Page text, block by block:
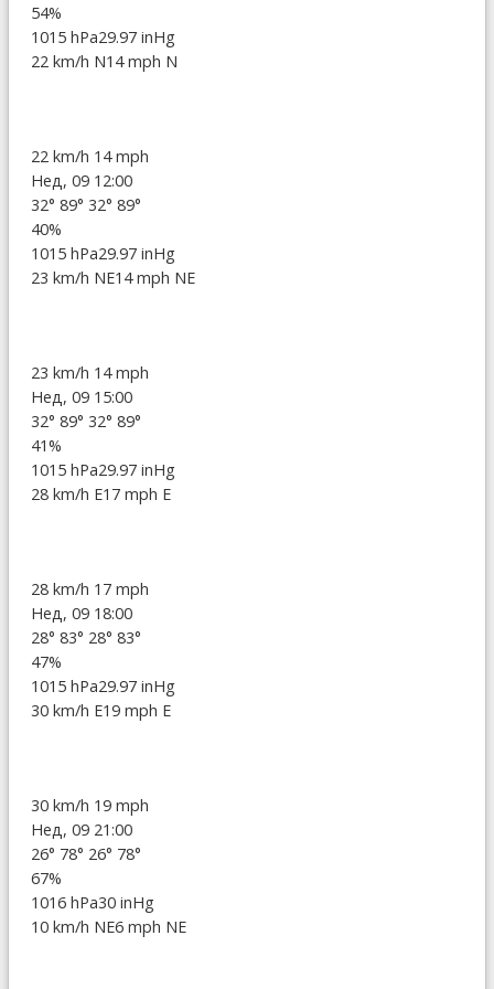
54%
1015 hPa29.97 inHg
22 km/h N14 mph N
22 km/h 14 mph
Нед, 09 12:00
32° 89° 32° 89°
40%
1015 hPa29.97 inHg
23 km/h NE14 mph NE
23 km/h 14 mph
Нед, 09 15:00
32° 89° 32° 89°
41%
1015 hPa29.97 inHg
28 km/h E17 mph E
28 km/h 17 mph
Нед, 09 18:00
28° 83° 28° 83°
47%
1015 hPa29.97 inHg
30 km/h E19 mph E
30 km/h 19 mph
Нед, 09 21:00
26° 78° 26° 78°
67%
1016 hPa30 inHg
10 km/h NE6 mph NE